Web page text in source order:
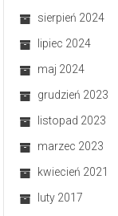
sierpień 2024
lipiec 2024
maj 2024
grudzień 2023
listopad 2023
marzec 2023
kwiecień 2021
luty 2017